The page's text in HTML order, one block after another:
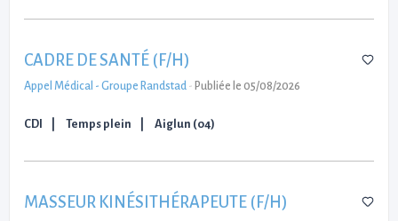
CADRE DE SANTÉ (F/H)
Appel Médical - Groupe Randstad - Publiée le 05/08/2026
CDI Temps plein Aiglun (04)
MASSEUR KINÉSITHÉRAPEUTE (F/H)